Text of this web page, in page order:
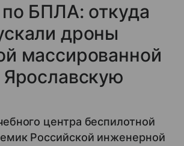
БПЛА: откуда
дроны
массированной
Ярославскую
центра беспилотной
Российской инженерной